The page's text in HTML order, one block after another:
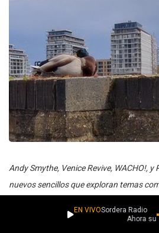
Andy Smythe, Venice Revive, WACHO!,
nuevos sencillos que exploran temas
artistas ofrecen una rica variedad de
EN VIVOSordera Radio
Ahora suena